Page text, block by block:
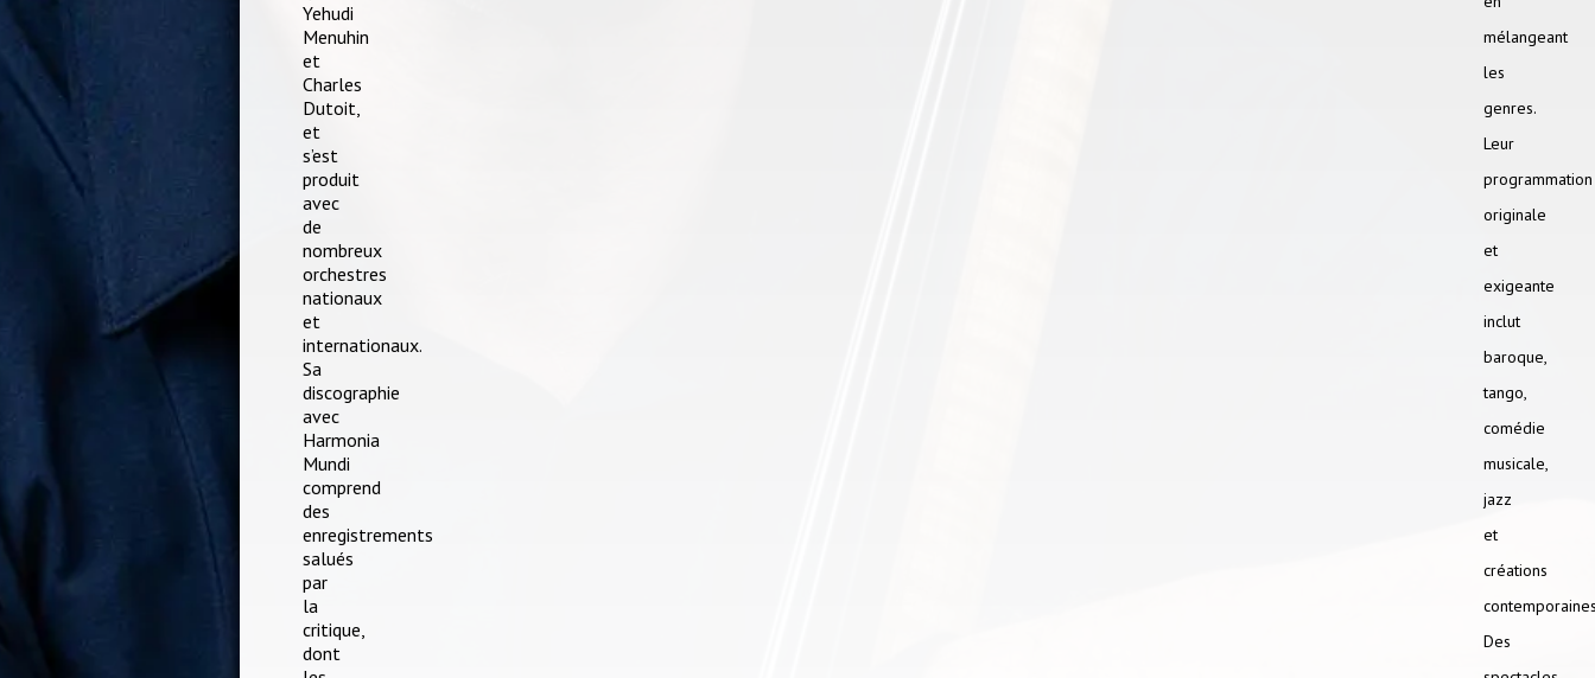
Yehudi
Menuhin
et
Charles
Dutoit,
et
s’est
produit
avec
de
nombreux
orchestres
nationaux
et
internationaux.
Sa
discographie
avec
Harmonia
Mundi
comprend
des
enregistrements
salués
par
la
critique,
dont
mélangeant
les
genres.
Leur
programmation
originale
et
exigeante
inclut
baroque,
tango,
comédie
musicale,
jazz
et
créations
Des